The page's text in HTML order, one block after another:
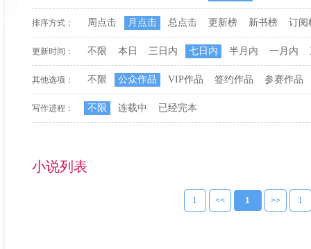
排序方式： 周点击 月点击 总点击 更新榜 新书榜 订阅
更新时间： 不限 本日 三日内 七日内 半月内 一月内
其他选项： 不限 公众作品 VIP作品 签约作品 参赛作品
写作进程： 不限 连载中 已经完本
小说列表
1 << 1 >> 1